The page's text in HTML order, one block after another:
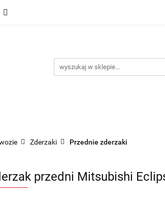
Zderzaki Przednie zderzaki
przedni Mitsubishi